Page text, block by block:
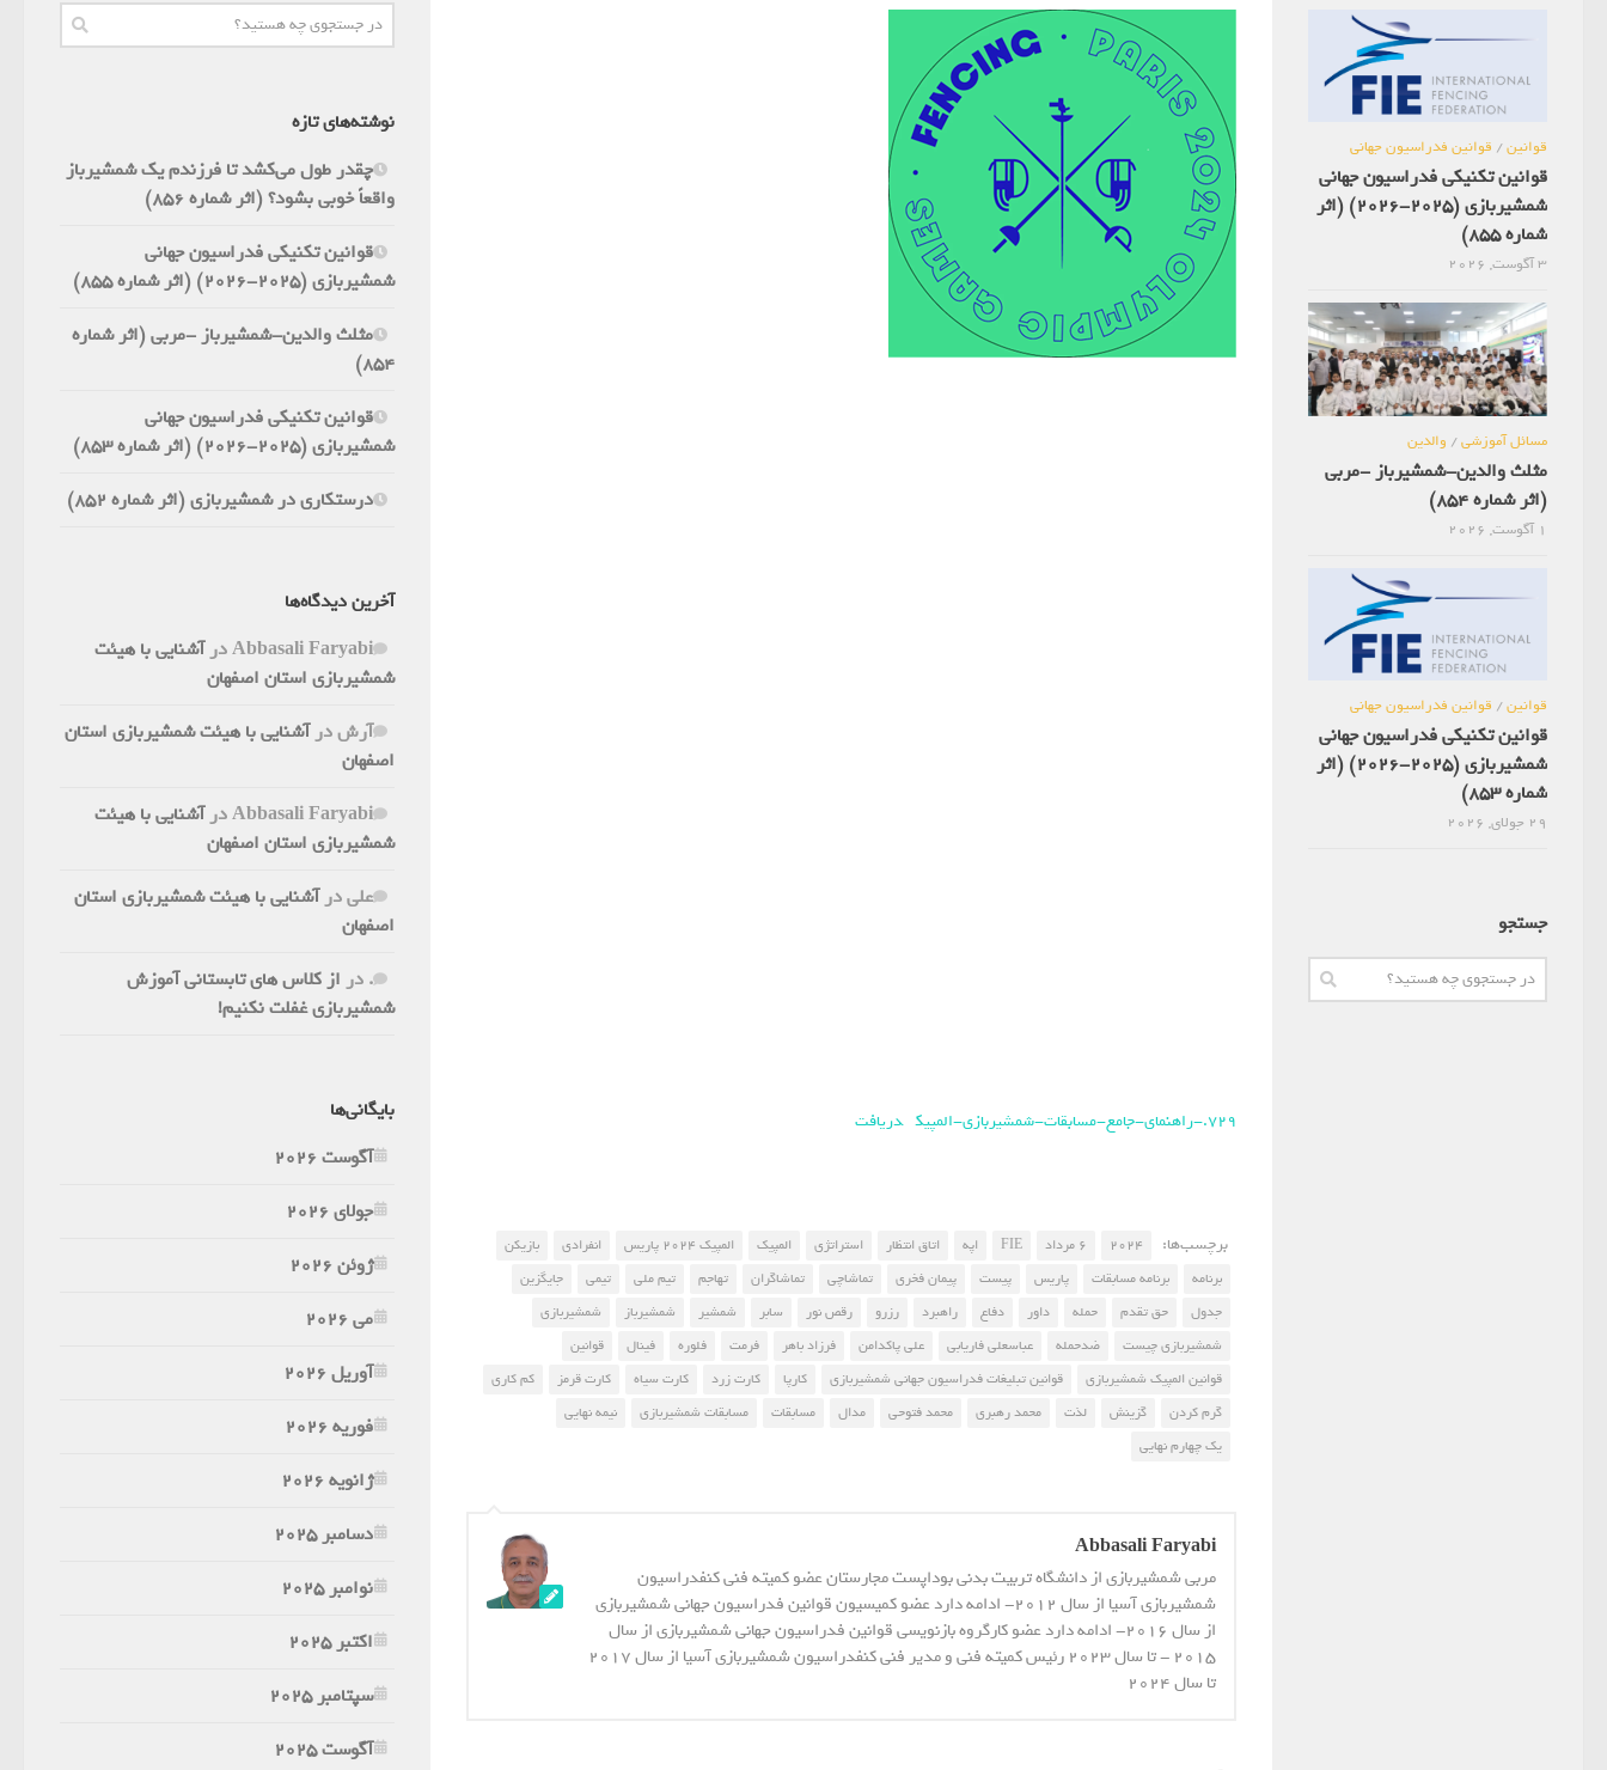
729.-راهنمای-جامع-مسابقات-شمشیربازی-المپیک دریافت
برچسب‌ها: 2024 6 مرداد FIE اپه اتاق انتظار استراتژی المپیک المپیک 2024 پاریس انفرادی
بازیکن
برنامه
برنامه مسابقات پاریس پیست پیمان فخری تماشاچی تماشاگران تهاجم تیم ملی تیمی
جایگزین
جدول
حق تقدم حمله داور دفاع راهبرد رزرو رقص نور سابر شمشیر شمشیرباز
شمشیربازی
شمشیربازی چیست
ضدحمله عباسعلی فاریابی علی پاکدامن فرزاد باهر فرمت فلوره فینال
قوانین
قوانین المپیک شمشیربازی
قوانین تبلیغات فدراسیون جهانی شمشیربازی کارپا کارت زرد کارت سیاه کارت قرمز
کم کاری
گرم کردن
گزینش لذت محمد رهبری محمد فتوحی مدال مسابقات مسابقات شمشیربازی
نیمه نهایی
یک چهارم نهایی
Abbasali Faryabi
مربی شمشیربازی از دانشگاه تربیت بدنی بوداپست مجارستان عضو کمیته فنی کنفدراسیون
شمشیربازی آسیا از سال 2012- ادامه دارد عضو کمیسیون قوانین فدراسیون جهانی شمشیربازی
از سال 2016- ادامه دارد عضو کارگروه بازنویسی قوانین فدراسیون جهانی شمشیربازی از سال
2015 - تا سال 2023 رئیس کمیته فنی و مدیر فنی کنفدراسیون شمشیربازی آسیا از سال 2017
تا سال 2024
نوشته‌های تازه
چقدر طول می‌کشد تا فرزندم یک شمشیرباز
واقعاً خوبی بشود؟ (اثر شماره 856)
قوانین تکنیکی فدراسیون جهانی
شمشیربازی (2025-2026) (اثر شماره 855)
مثلث والدین-شمشیرباز -مربی (اثر شماره
854)
قوانین تکنیکی فدراسیون جهانی
شمشیربازی (2025-2026) (اثر شماره 853)
درستکاری در شمشیربازی (اثر شماره 852)
آخرین دیدگاه‌ها
Abbasali Faryabiدرآشنایی با هیئت
شمشیربازی استان اصفهان
آرشدرآشنایی با هیئت شمشیربازی استان
اصفهان
Abbasali Faryabiدرآشنایی با هیئت
شمشیربازی استان اصفهان
علیدرآشنایی با هیئت شمشیربازی استان
اصفهان
. در از کلاس های تابستانی آموزش
شمشیربازی غفلت نکنیم!
بایگانی‌ها
آگوست 2026
جولای 2026
ژوئن 2026
می 2026
آوریل 2026
فوریه 2026
ژانویه 2026
دسامبر 2025
نوامبر 2025
اکتبر 2025
سپتامبر 2025
آگوست 2025
قوانین/ قوانین فدراسیون جهانی
قوانین تکنیکی فدراسیون جهانی
شمشیربازی (2025-2026) (اثر
شماره 855)
3 آگوست, 2026
مسائل آموزشی/ والدین
مثلث والدین-شمشیرباز -مربی
(اثر شماره 854)
1 آگوست, 2026
قوانین/ قوانین فدراسیون جهانی
قوانین تکنیکی فدراسیون جهانی
شمشیربازی (2025-2026) (اثر
شماره 853)
29 جولای, 2026
جستجو